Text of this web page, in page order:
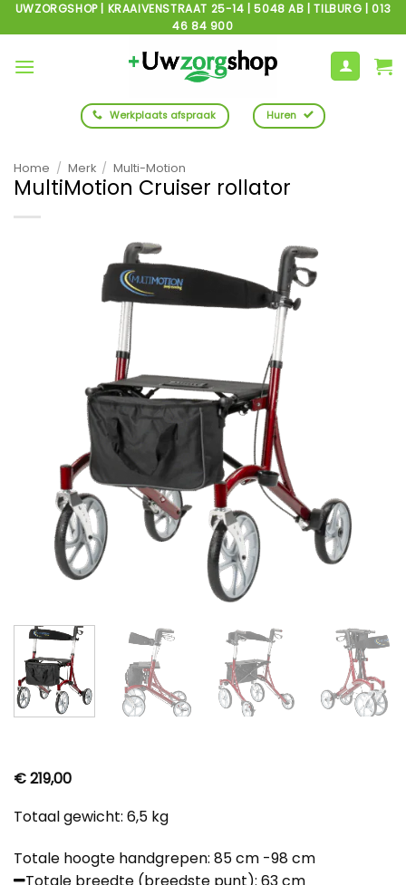
Ga
naar
inhoud
UWZORGSHOP | KRAAIVENSTRAAT 25-14 | 5048 AB | TILBURG | 013
46 84 900
Werkplaats afspraak Huren
Home / Merk / Multi-Motion
MultiMotion Cruiser rollator
€219,00
Totaal gewicht: 6,5 kg
Totale hoogte handgrepen: 85 cm -98 cm